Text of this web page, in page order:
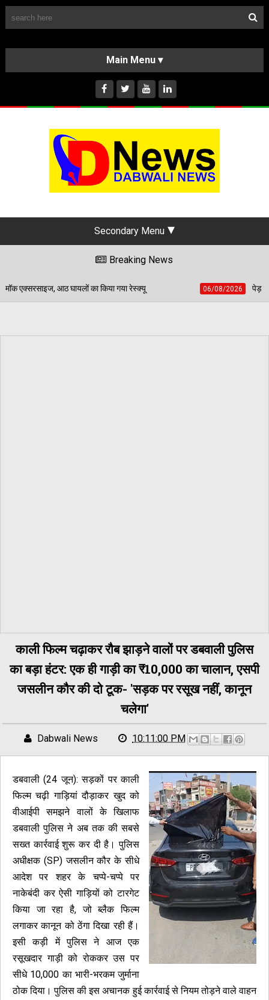
HOME
ABOUT US
INSTAGRAM
Secondary Menu
Breaking News
किया गया रेस्क्यू 06/08/2026 पेड़ जन्म से मरण तक निभाते हैं साथ,
काली फिल्म चढ़ाकर रौब झाड़ने वालों पर डबवाली पुलिस
का बड़ा हंटर: एक ही गाड़ी का ₹10,000 का चालान, एसपी
जसलीन कौर की दो टूक- 'सड़क पर रसूख नहीं, कानून
चलेगा'
Dabwali News 10:11:00 PM
डबवाली (24 जून): सड़कों पर काली
फिल्म चढ़ी गाड़ियां दौड़ाकर खुद को
वीआईपी समझने वालों के खिलाफ
डबवाली पुलिस ने अब तक की सबसे
सख्त कार्रवाई शुरू कर दी है। पुलिस
अधीक्षक (SP) जसलीन कौर के सीधे
आदेश पर शहर के चप्पे-चप्पे पर
नाकेबंदी कर ऐसी गाड़ियों को टारगेट
किया जा रहा है, जो ब्लैक फिल्म
लगाकर कानून को ठेंगा दिखा रही हैं।
इसी कड़ी में पुलिस ने आज एक
रसूखदार गाड़ी को रोककर उस पर
सीधे ₹10,000 का भारी-भरकम जुर्माना
ठोक दिया। पुलिस की इस अचानक हुई कार्रवाई से नियम तोड़ने वाले वाहन